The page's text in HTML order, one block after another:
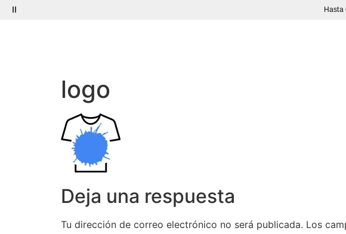
Hasta
logo
Deja una respuesta
Tu dirección de correo electrónico no será publicada. Los